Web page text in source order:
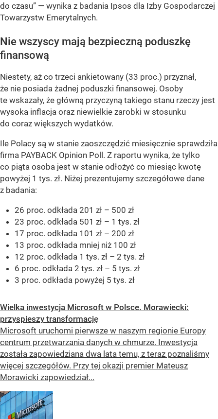
do czasu” — wynika z badania Ipsos dla Izby Gospodarczej
Towarzystw Emerytalnych.
Nie wszyscy mają bezpieczną poduszkę
finansową
Niestety, aż co trzeci ankietowany (33 proc.) przyznał,
że nie posiada żadnej poduszki finansowej. Osoby
te wskazały, że główną przyczyną takiego stanu rzeczy jest
wysoka inflacja oraz niewielkie zarobki w stosunku
do coraz większych wydatków.
Ile Polacy są w stanie zaoszczędzić miesięcznie sprawdziła
firma PAYBACK Opinion Poll. Z raportu wynika, że tylko
co piąta osoba jest w stanie odłożyć co miesiąc kwotę
powyżej 1 tys. zł. Niżej prezentujemy szczegółowe dane
z badania:
26 proc. odkłada 201 zł – 500 zł
23 proc. odkłada 501 zł – 1 tys. zł
17 proc. odkłada 101 zł – 200 zł
13 proc. odkłada mniej niż 100 zł
12 proc. odkłada 1 tys. zł – 2 tys. zł
6 proc. odkłada 2 tys. zł – 5 tys. zł
3 proc. odkłada powyżej 5 tys. zł
Wielka inwestycja Microsoft w Polsce. Morawiecki:
przyspieszy transformację
Microsoft uruchomi pierwsze w naszym regionie Europy
centrum przetwarzania danych w chmurze. Inwestycja
została zapowiedziana dwa lata temu, z teraz poznaliśmy
więcej szczegółów. Przy tej okazji premier Mateusz
Morawicki zapowiedział...